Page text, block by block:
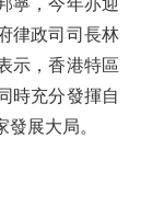
律政司司長林
示，香港特區
時充分發揮自
展大局。